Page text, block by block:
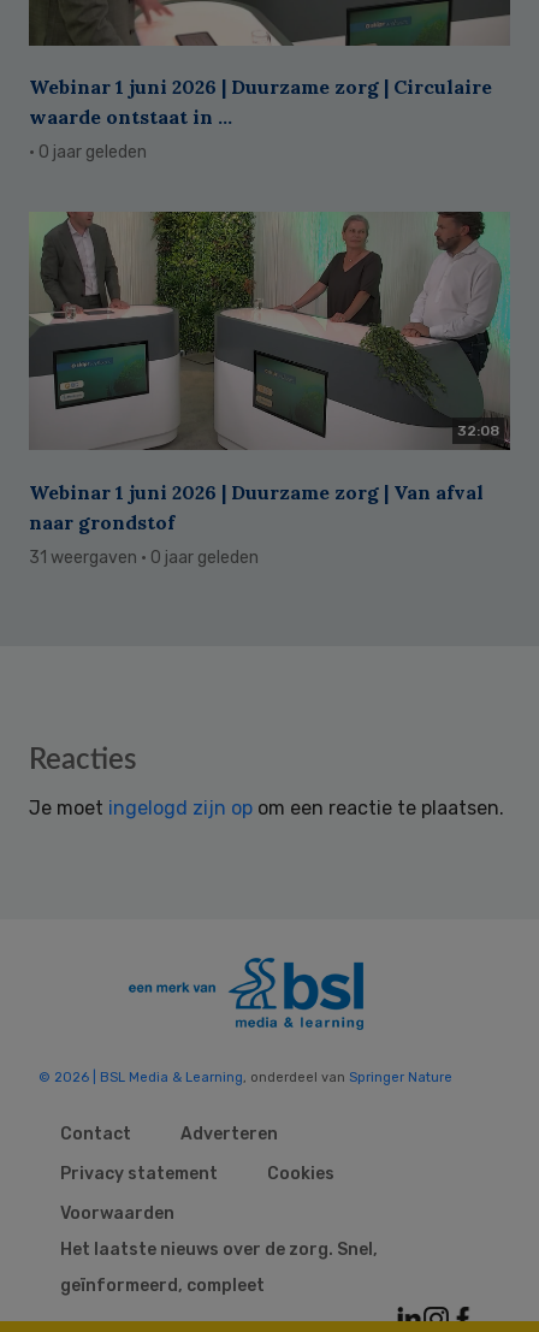
Webinar 1 juni 2026 | Duurzame zorg | Circulaire
waarde ontstaat in ...
· 0 jaar geleden
32:08
Webinar 1 juni 2026 | Duurzame zorg | Van afval
naar grondstof
31 weergaven · 0 jaar geleden
Reader
Reacties
Je moet ingelogd zijn op om een reactie te plaatsen.
© 2026 | BSL Media & Learning, onderdeel van Springer Nature
Contact
Adverteren
Privacy statement
Cookies
Voorwaarden
Het laatste nieuws over de zorg. Snel,
geïnformeerd, compleet